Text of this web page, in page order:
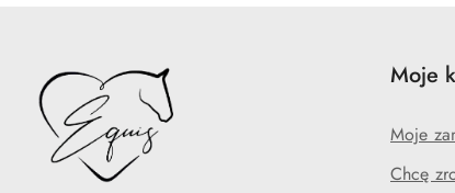
Moje
Moje
Chcę